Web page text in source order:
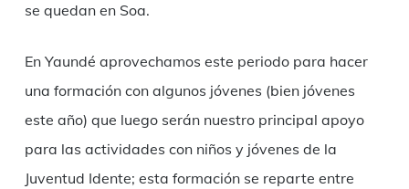
se quedan en Soa.
En Yaundé aprovechamos este periodo para hacer
una formación con algunos jóvenes (bien jóvenes
este año) que luego serán nuestro principal apoyo
para las actividades con niños y jóvenes de la
Juventud Idente; esta formación se reparte entre